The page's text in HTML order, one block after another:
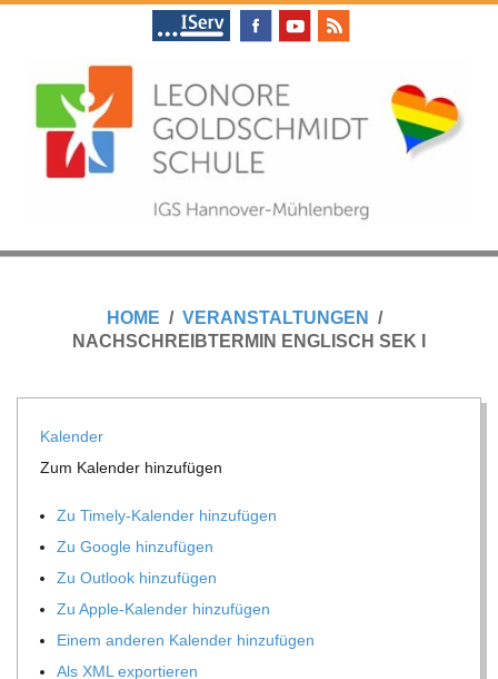
L
N
O
R
E
HOME
VERANSTALTUNGEN
NACHSCHREIBTERMIN ENGLISCH SEK I
Kalen­der
Zum Kalen­der hinzufügen
Zu Timely-Kalen­der hinzufügen
Zu Google hinzufügen
Zu Out­look hinzufügen
Zu Apple-Kalen­der hinzufügen
Einem ande­ren Kalen­der hinzufügen
Als XML exportieren